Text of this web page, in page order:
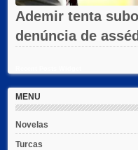
Ademir tenta
denúncia de
MENU
Novelas
Turcas